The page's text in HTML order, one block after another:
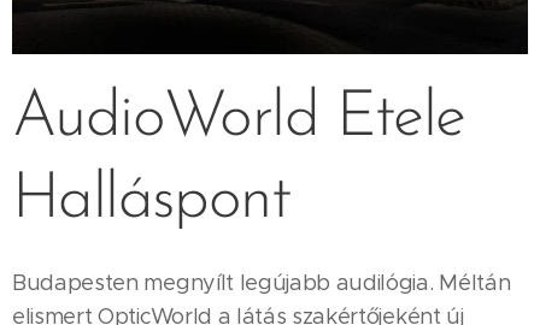
AudioWorld Etele
Halláspont
Budapesten megnyílt legújabb audilógia. Méltán
elismert OpticWorld a látás szakértőjeként új